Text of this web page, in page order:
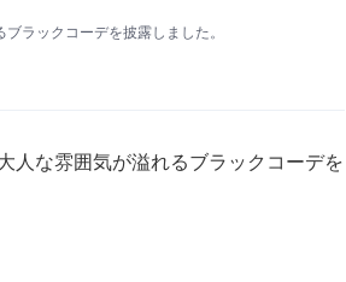
ラックコーデを披露しました。
人な雰囲気が溢れるブラックコーデを